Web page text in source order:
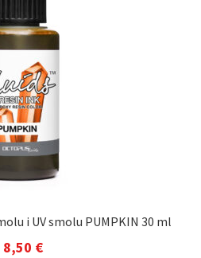
i UV smolu PUMPKIN 30 ml
8,50 €